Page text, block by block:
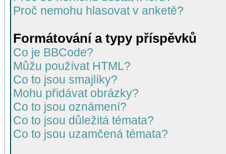
Proč nemohu hlasovat v anketě?
Formátování a typy příspěvků
Co je BBCode?
Můžu používat HTML?
Co to jsou smajlíky?
Mohu přidávat obrázky?
Co to jsou oznámení?
Co to jsou důležitá témata?
Co to jsou uzamčená témata?